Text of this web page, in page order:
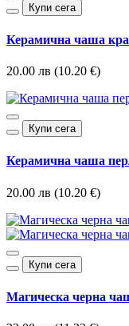
Купи сега
Керамична чаша
20.00 лв (10.20 €)
Купи сега
Керамична чаша
20.00 лв (10.20 €)
Купи сега
Магическа черна